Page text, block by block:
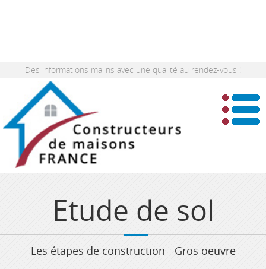
Des informations malins avec une qualité au rendez-vous !
Etude de sol
Les étapes de construction - Gros oeuvre